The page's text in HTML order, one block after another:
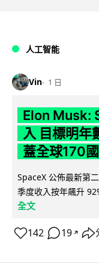
人工智能
Vin 1 日
Elon Musk:
入 目標明年
蓋全球170國
SpaceX 公佈最新第
季度收入按年飆升
全文
142 19 ↗